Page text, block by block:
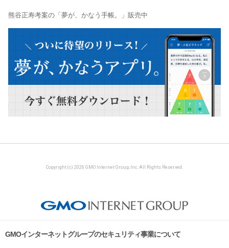
熊谷正寿考案の「夢が、かなう手帳。」販売中
Copyright (c) 2026 GMO Internet Group, Inc. All Rights Reserved.
GMOインターネットグループのセキュリティ事業について